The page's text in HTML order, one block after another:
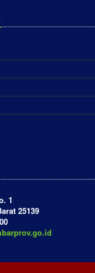
1
25139